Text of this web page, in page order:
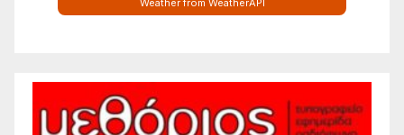
Weather from WeatherAPI